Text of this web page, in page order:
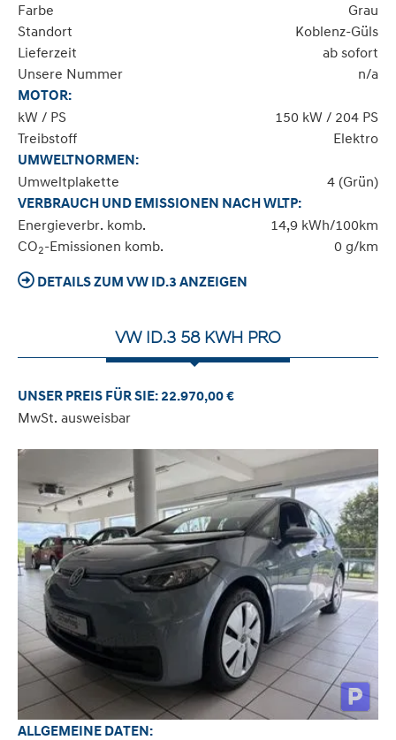
Farbe
Grau
Standort
Koblenz-Güls
Lieferzeit
ab sofort
Unsere Nummer
n/a
MOTOR:
kW / PS
150 kW / 204 PS
Treibstoff
Elektro
UMWELTNORMEN:
Umweltplakette
4 (Grün)
VERBRAUCH UND EMISSIONEN NACH WLTP:
Energieverbr. komb.
14,9 kWh/100km
CO2-Emissionen komb. 0 g/km
DETAILS ZUM VW ID.3 ANZEIGEN
VW ID.3 58 KWH PRO
UNSER PREIS FÜR SIE: 22.970,00 €
MwSt. ausweisbar
ALLGEMEINE DATEN: